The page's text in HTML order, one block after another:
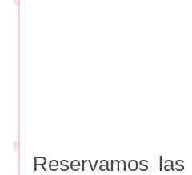
Reservamos